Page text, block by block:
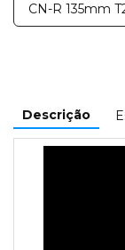
CN-R 135mm
Descrição